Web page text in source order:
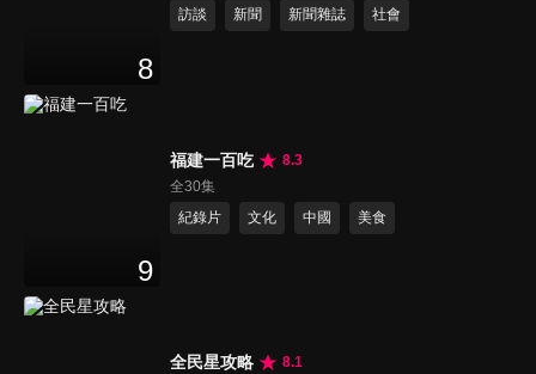
8
訪談
新聞 新聞雜誌 社會
9
福建一百吃
8.3
全30集
紀錄片
文化 中國 美食
全民星攻略
8.1